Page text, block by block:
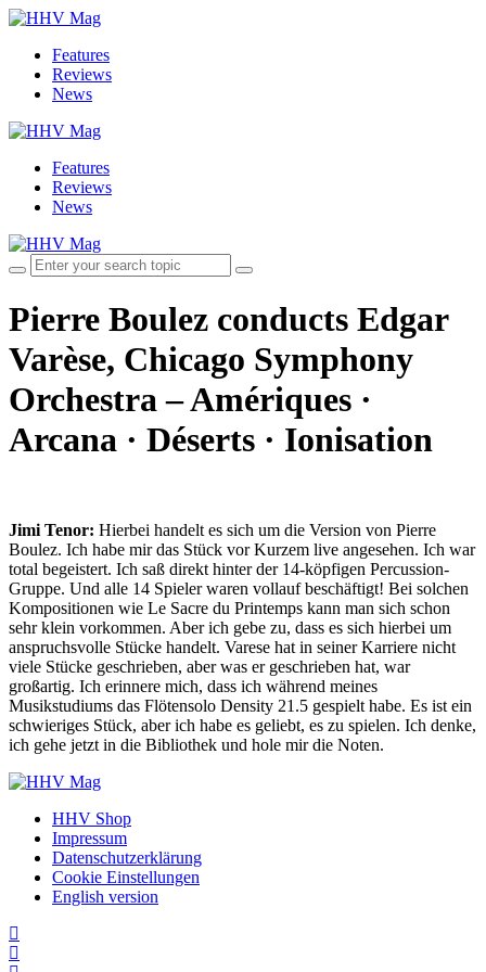
Features
Reviews
News
Features
Reviews
News
Pierre Boulez conducts Edgar
Varèse, Chicago Symphony
Orchestra – Amériques ·
Arcana · Déserts · Ionisation
Jimi Tenor: Hierbei handelt es sich um die Version von Pierre
Boulez. Ich habe mir das Stück vor Kurzem live angesehen. Ich war
total begeistert. Ich saß direkt hinter der 14-köpfigen Percussion-
Gruppe. Und alle 14 Spieler waren vollauf beschäftigt! Bei solchen
Kompositionen wie Le Sacre du Printemps kann man sich schon
sehr klein vorkommen. Aber ich gebe zu, dass es sich hierbei um
anspruchsvolle Stücke handelt. Varese hat in seiner Karriere nicht
viele Stücke geschrieben, aber was er geschrieben hat, war
großartig. Ich erinnere mich, dass ich während meines
Musikstudiums das Flötensolo Density 21.5 gespielt habe. Es ist ein
schwieriges Stück, aber ich habe es geliebt, es zu spielen. Ich denke,
ich gehe jetzt in die Bibliothek und hole mir die Noten.
HHV Shop
Impressum
Datenschutzerklärung
Cookie Einstellungen
English version